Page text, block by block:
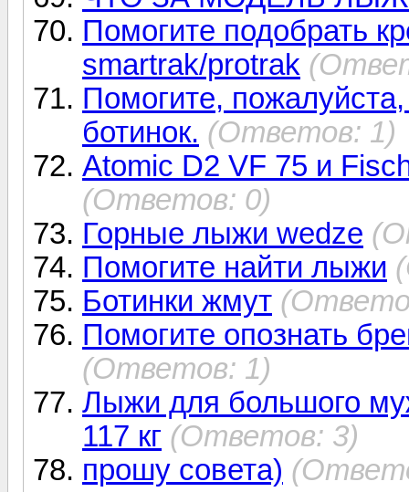
Помогите подобрать
smartrak/protrak
Помогите,
ботинок. (Ответов: 1)
Atomic D2 VF 75 и
(Ответов: 0)
Горные лыжи wedze
Помогите найти лыжи
Ботинки жмут
Помогите опознать
(Ответов: 1)
Лыжи для большого
117 кг (Ответов: 3)
прошу совета)